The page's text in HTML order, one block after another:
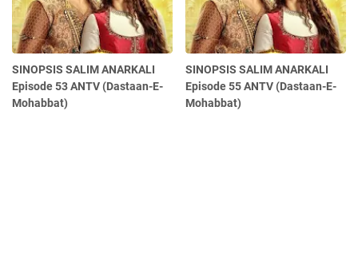
SINOPSIS SALIM ANARKALI
Episode 53 ANTV (Dastaan-E-
Mohabbat)
SINOPSIS SALIM ANARKALI
Episode 55 ANTV (Dastaan-E-
Mohabbat)